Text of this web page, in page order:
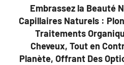
Embrassez la Beauté
Capillaires Naturels :
Traitements
Cheveux, Tout en
Planète, Offrant Des